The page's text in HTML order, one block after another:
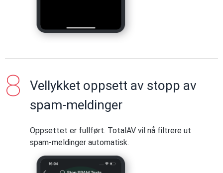
Vellykket oppsett av stopp av
spam-meldinger
Oppsettet er fullført. TotalAV vil nå filtrere ut
spam-meldinger automatisk.